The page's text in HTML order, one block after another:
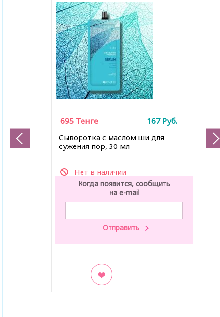
Сыворотка с маслом ши для
сужения пор, 30 мл
Нет в наличии
695 Тенге 167Руб.
Когда появится, сообщить
на e-mail